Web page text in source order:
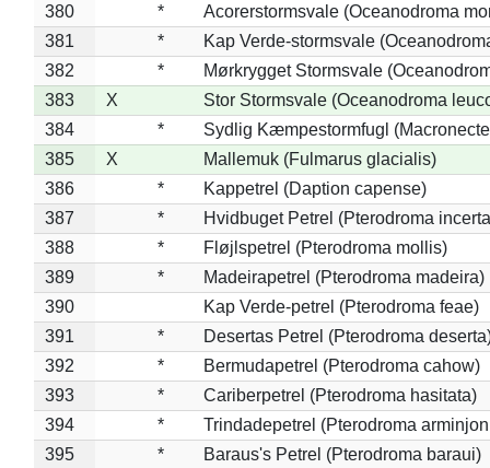
380
*
Acorerstormsvale (Oceanodroma
381
*
Kap Verde-stormsvale
382
*
Mørkrygget Stormsvale
383
X
Stor Stormsvale (Oceanodroma
384
*
Sydlig Kæmpestormfugl
385
X
Mallemuk (Fulmarus glacialis)
386
*
Kappetrel (Daption capense)
387
*
Hvidbuget Petrel (Pterodroma
388
*
Fløjlspetrel (Pterodroma mollis)
389
*
Madeirapetrel (Pterodroma madeira)
390
Kap Verde-petrel (Pterodroma feae)
391
*
Desertas Petrel (Pterodroma
392
*
Bermudapetrel (Pterodroma cahow)
393
*
Cariberpetrel (Pterodroma hasitata)
394
*
Trindadepetrel (Pterodroma
395
* Baraus's Petrel (Pterodroma baraui)